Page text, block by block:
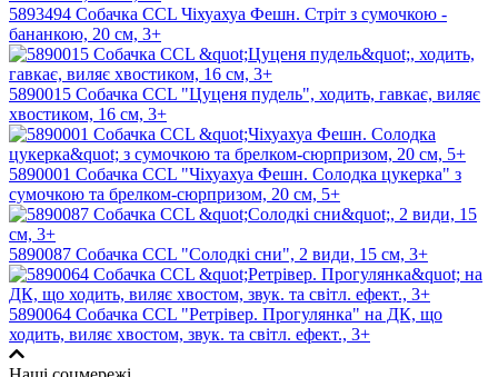
5893494 Собачка CCL Чіхуахуа Фешн. Стріт з сумочкою -
бананкою, 20 см, 3+
5890015 Собачка CCL "Цуценя пудель", ходить, гавкає, виляє
хвостиком, 16 см, 3+
5890001 Собачка CCL "Чіхуахуа Фешн. Солодка цукерка" з
сумочкою та брелком-сюрпризом, 20 см, 5+
5890087 Собачка CCL "Солодкі сни", 2 види, 15 см, 3+
5890064 Собачка CCL "Ретрівер. Прогулянка" на ДК, що
ходить, виляє хвостом, звук. та світл. ефект., 3+